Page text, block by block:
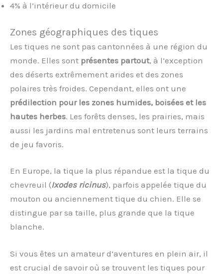
4% à l’intérieur du domicile
Zones géographiques des tiques
Les tiques ne sont pas cantonnées à une région du
monde. Elles sont présentes partout, à l’exception
des déserts extrêmement arides et des zones
polaires très froides. Cependant, elles ont une
prédilection pour les zones humides, boisées et les
hautes herbes. Les forêts denses, les prairies, mais
aussi les jardins mal entretenus sont leurs terrains
de jeu favoris.
En Europe, la tique la plus répandue est la tique du
chevreuil (Ixodes ricinus), parfois appelée tique du
mouton ou anciennement tique du chien. Elle se
distingue par sa taille, plus grande que la tique
blanche.
Si vous êtes un amateur d’aventures en plein air, il
est crucial de savoir où se trouvent les tiques pour